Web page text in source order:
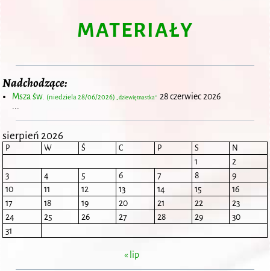
MATERIAŁY
Nadchodzące:
Msza św. (niedziela 28/06/2026) „dziewiętnastka” 28 czerwiec 2026
sierpień 2026
P W Ś C P S N
1
2
3
4 5 6 7 8
9
10
11 12 13 14 15
16
17
18 19 20 21 22
23
24
25 26 27 28 29
30
31
« lip